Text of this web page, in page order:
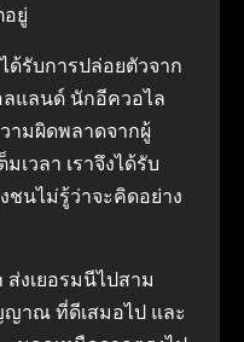
อยู่
ด้รับการปล่อยตัวจาก
แลนด์ นักอีควอไล
ามผิดพลาดจากผู้
เวลา เราจึงได้รับ
ชนไม่รู้ว่าจะคิดอย่าง
งเยอรมนีไปสาม
ญาณ ที่ดีเสมอไป และ